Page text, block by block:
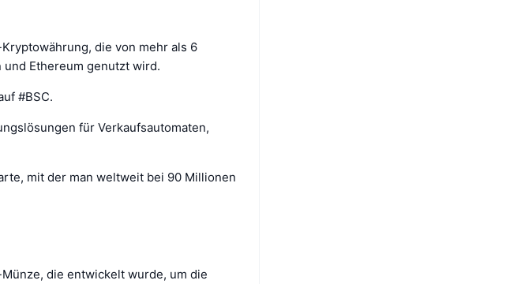
die von mehr als 6
und Ethereum genutzt wird.
#BSC.
für Verkaufsautomaten,
mit der man weltweit bei 90 Millionen
die entwickelt wurde, um die